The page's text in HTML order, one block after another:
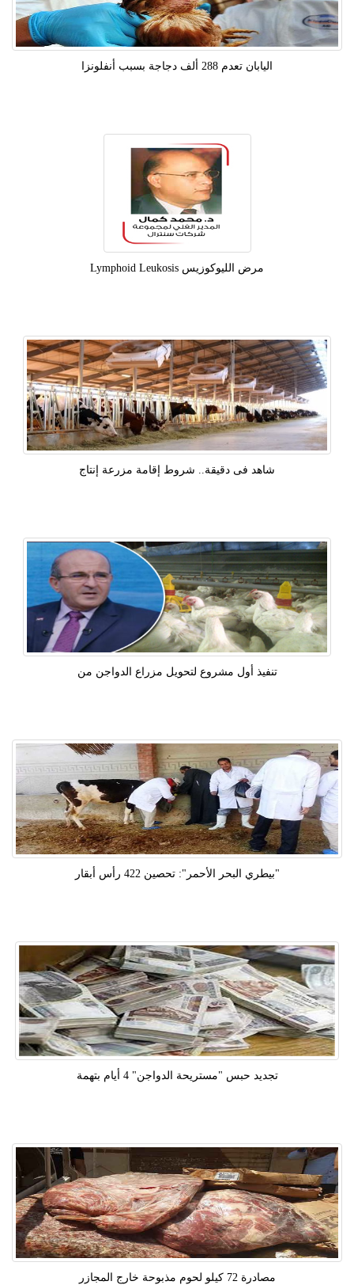
اليابان تعدم 288 ألف دجاجة بسبب أنفلونزا
مرض الليوكوزيس Lymphoid Leukosis
شاهد فى دقيقة.. شروط إقامة مزرعة إنتاج
تنفيذ أول مشروع لتحويل مزراع الدواجن من
"بيطري البحر الأحمر": تحصين 422 رأس أبقار
تجديد حبس "مستريحة الدواجن" 4 أيام بتهمة
مصادرة 72 كيلو لحوم مذبوحة خارج المجازر